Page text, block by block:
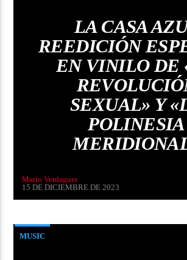
LA CASA
REEDICIÓN
EN VINILO DE
SEXUAL» Y
POLINESIA
Mario Verdaguer
15 DE DICIEMBRE DE 2023
MUSIC